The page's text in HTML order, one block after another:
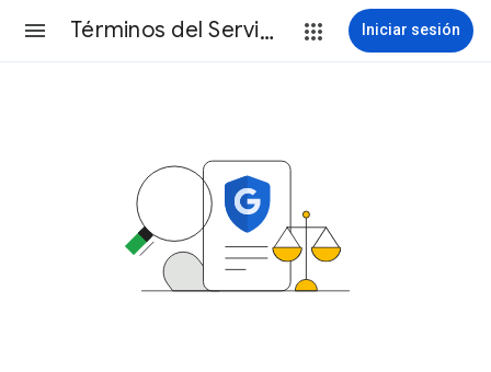
Términos del Servicio Iniciar sesión